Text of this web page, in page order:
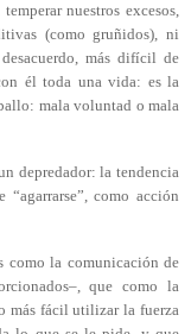
nuestros excesos,
(como gruñidos), ni
más difícil de
él toda una vida: es la
mala voluntad o mala
depredador: la tendencia
como acción
como la comunicación de
que como la
más fácil utilizar la fuerza